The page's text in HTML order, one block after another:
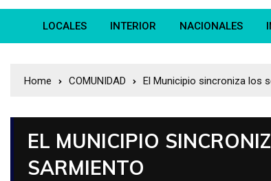
LOCALES INTERIOR NACIONALES
Home COMUNIDAD El Municipio sincroniza los
EL MUNICIPIO
SARMIENTO